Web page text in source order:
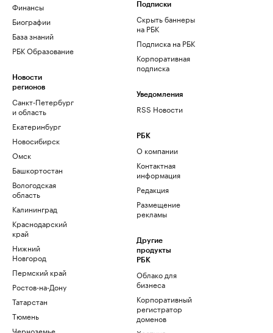
Финансы
Биографии
База знаний
РБК Образование
Новости
регионов
Санкт-Петербург
и область
Екатеринбург
Новосибирск
Омск
Башкортостан
Вологодская
область
Калининград
Краснодарский
край
Нижний
Новгород
Пермский край
Ростов-на-Дону
Татарстан
Тюмень
Черноземье
Подписки
Скрыть баннеры
на РБК
Подписка на РБК
Корпоративная
подписка
Уведомления
RSS Новости
РБК
О компании
Контактная
информация
Редакция
Размещение
рекламы
Другие
продукты
РБК
Облако для
бизнеса
Корпоративный
регистратор
доменов